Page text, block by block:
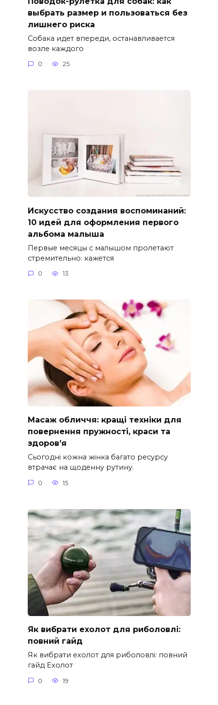
выбрать размер и пользоваться без
лишнего риска
Собака идет впереди, останавливается
возле каждого
0 25
Искусство создания воспоминаний:
10 идей для оформления первого
альбома малыша
Первые месяцы с малышом пролетают
стремительно: кажется
0 13
Масаж обличчя: кращі техніки для
повернення пружності, краси та
здоров’я
Сьогодні кожна жінка багато ресурсу
втрачає на щоденну рутину.
0 15
Як вибрати ехолот для риболовлі:
повний гайд
Як вибрати ехолот для риболовлі: повний
гайд Ехолот
0 19